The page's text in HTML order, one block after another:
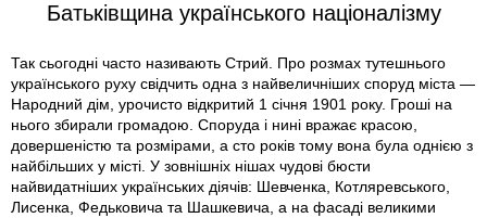
Батьківщина українського націоналізму
Так сьогодні часто називають Стрий. Про розмах тутешнього
українського руху свідчить одна з найвеличніших споруд міста —
Народний дім, урочисто відкритий 1 січня 1901 року. Гроші на
нього збирали громадою. Споруда і нині вражає красою,
довершеністю та розмірами, а сто років тому вона була однією з
найбільших у місті. У зовнішніх нішах чудові бюсти
найвидатніших українських діячів: Шевченка, Котляревського,
Лисенка, Федьковича та Шашкевича, а на фасаді великими